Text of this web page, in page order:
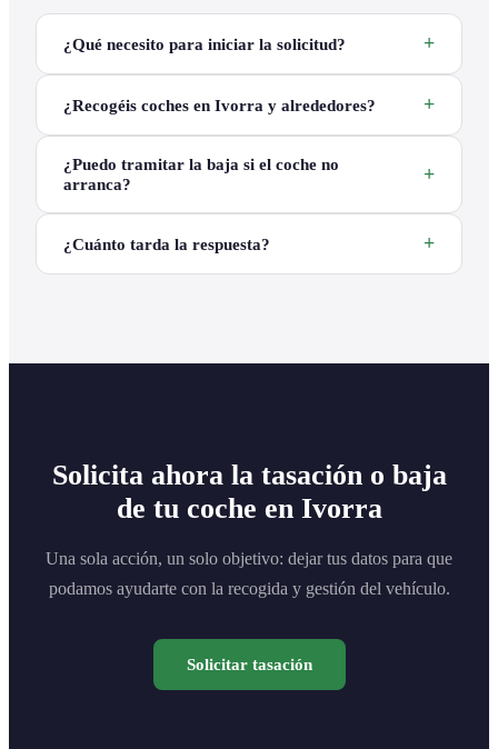
¿Qué necesito para iniciar la solicitud?
¿Recogéis coches en Ivorra y alrededores?
¿Puedo tramitar la baja si el coche no
arranca?
¿Cuánto tarda la respuesta?
Solicita ahora la tasación o baja
de tu coche en Ivorra
Una sola acción, un solo objetivo: dejar tus datos para que
podamos ayudarte con la recogida y gestión del vehículo.
Solicitar tasación